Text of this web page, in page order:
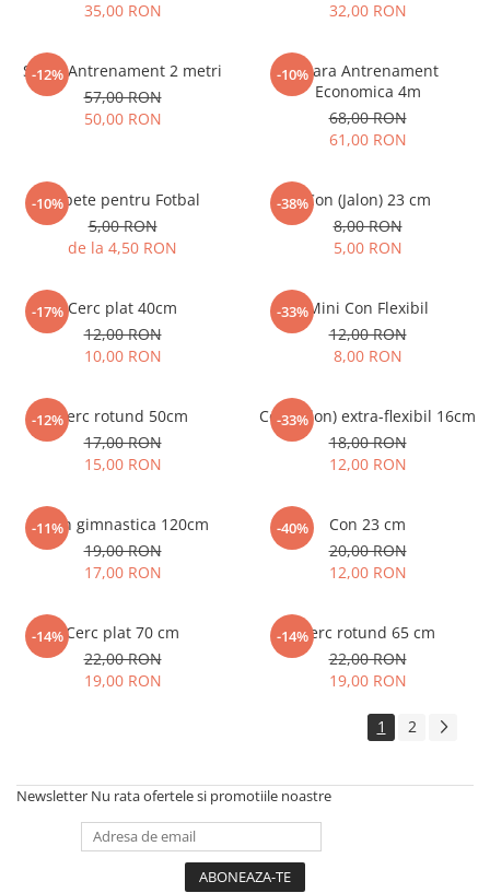
35,00 RON
32,00 RON
-12%
Scara Antrenament 2 metri
57,00 RON
50,00 RON
-10%Scara Antrenament
Economica 4m
68,00 RON
61,00 RON
-10%
Copete pentru Fotbal
5,00 RON
de la 4,50 RON
-38%Con (Jalon) 23 cm
8,00 RON
5,00 RON
-17% Cerc plat 40cm
12,00 RON
10,00 RON
-33%Mini Con Flexibil
12,00 RON
8,00 RON
-12%Cerc rotund 50cm
17,00 RON
15,00 RON
-33%
Con (Jalon) extra-flexibil 16cm
18,00 RON
12,00 RON
-11%
Jalon gimnastica 120cm
19,00 RON
17,00 RON
-40%
Con 23 cm
20,00 RON
12,00 RON
-14%Cerc plat 70 cm
22,00 RON
19,00 RON
-14%Cerc rotund 65 cm
22,00 RON
19,00 RON
1 2
Newsletter Nu rata ofertele si promotiile noastre